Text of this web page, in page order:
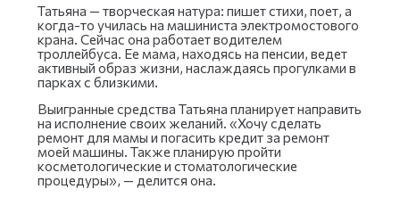
Татьяна — творческая натура: пишет стихи, поет, а
когда-то училась на машиниста электромостового
крана. Сейчас она работает водителем
троллейбуса. Ее мама, находясь на пенсии, ведет
активный образ жизни, наслаждаясь прогулками в
парках с близкими.
Выигранные средства Татьяна планирует направить
на исполнение своих желаний. «Хочу сделать
ремонт для мамы и погасить кредит за ремонт
моей машины. Также планирую пройти
косметологические и стоматологические
процедуры», — делится она.